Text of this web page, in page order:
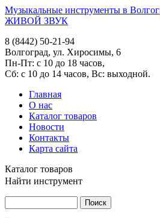
Музыкальные инструменты в
ЖИВОЙ ЗВУК
8 (8442) 50-21-94
Волгоград, ул. Хиросимы, 6
Пн-Пт: с 10 до 18 часов,
Сб: с 10 до 14 часов, Вс: выходной.
Главная
О нас
Каталог товаров
Новости
Контакты
Карта сайта
Каталог товаров
Найти инструмент